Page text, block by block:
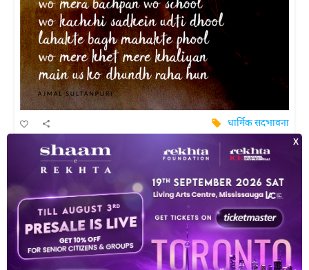
धार्मिक सदभावना
कहाँ है मेरा हिन्दोस्तान...